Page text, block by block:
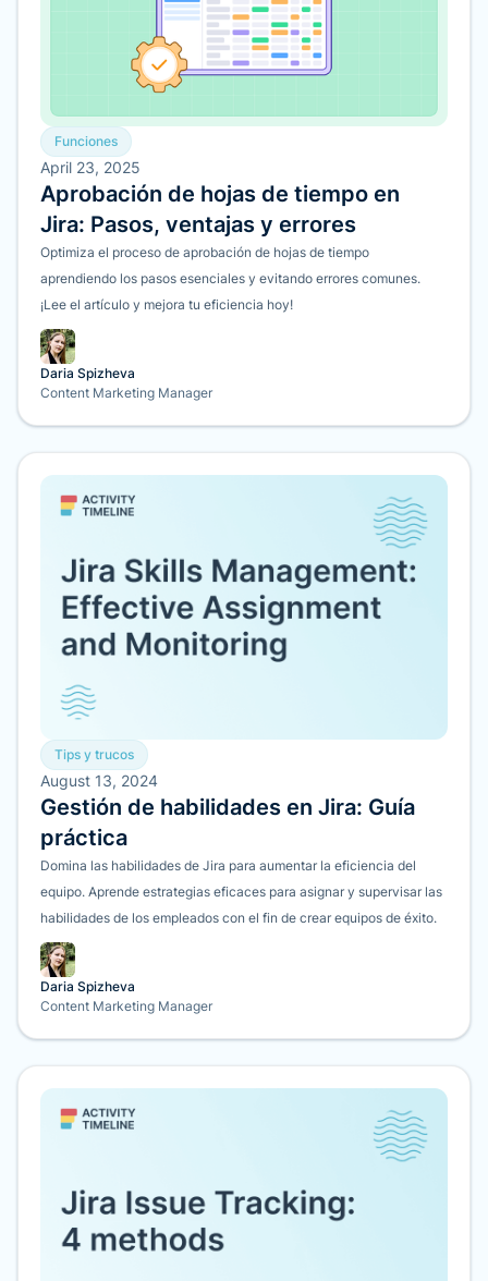
Funciones
April 23, 2025
Aprobación de hojas de tiempo en
Jira: Pasos, ventajas y errores
Optimiza el proceso de aprobación de hojas de tiempo
aprendiendo los pasos esenciales y evitando errores comunes.
¡Lee el artículo y mejora tu eficiencia hoy!
Daria Spizheva
Content Marketing Manager
Tips y trucos
August 13, 2024
Gestión de habilidades en Jira: Guía
práctica
Domina las habilidades de Jira para aumentar la eficiencia del
equipo. Aprende estrategias eficaces para asignar y supervisar las
habilidades de los empleados con el fin de crear equipos de éxito.
Daria Spizheva
Content Marketing Manager